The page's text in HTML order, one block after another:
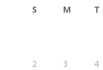
S M T
2 3 4